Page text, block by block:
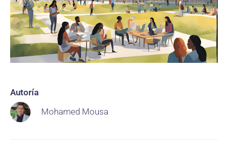
Autoría
Mohamed Mousa